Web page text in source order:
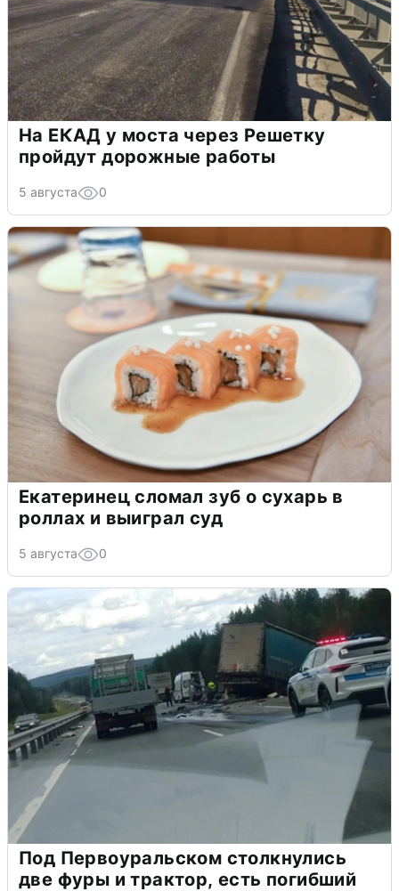
На ЕКАД у моста через Решетку
пройдут дорожные работы
5 августа 0
Екатеринец сломал зуб о сухарь в
роллах и выиграл суд
5 августа 0
Под Первоуральском столкнулись
две фуры и трактор, есть погибший